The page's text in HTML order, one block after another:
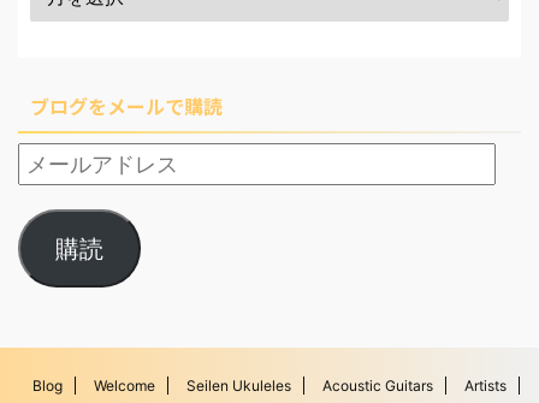
ブログをメールで購読
購読
Blog Welcome Seilen Ukuleles Acoustic Guitars
Artists